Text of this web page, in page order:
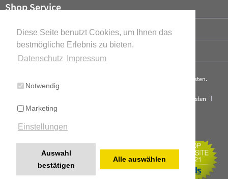
Diese Seite benutzt Cookies, um Ihnen das
bestmögliche Erlebnis zu bieten.
Datenschutz
Impressum
Notwendig
Marketing
Einstellungen
Auswahl
bestätigen
Alle auswählen
Shop Service
Informationen
Newsletter
Versandkosten.
Versand und Kosten
Realisiert mit Shopware